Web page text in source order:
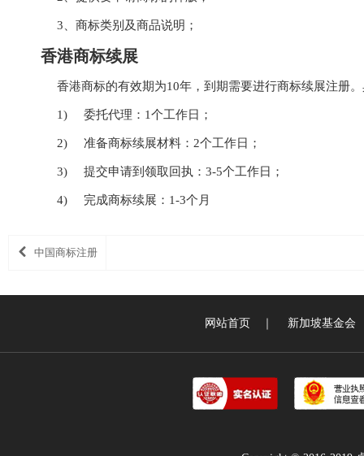
3、商标类别及商品说明；
香港商标续展
香港商标的有效期为10年，到期需要进行商标续展注册
1) 委托代理：1个工作日；
2) 准备商标续展材料：2个工作日；
3) 提交申请到领取回执：3-5个工作日；
4) 完成商标续展：1-3个月
中国商标注册
网站首页 新加坡基金会